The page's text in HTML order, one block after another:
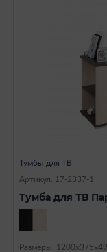
Тумбы для ТВ
Артикул: 17-2337-1
Тумба для ТВ
Размеры: